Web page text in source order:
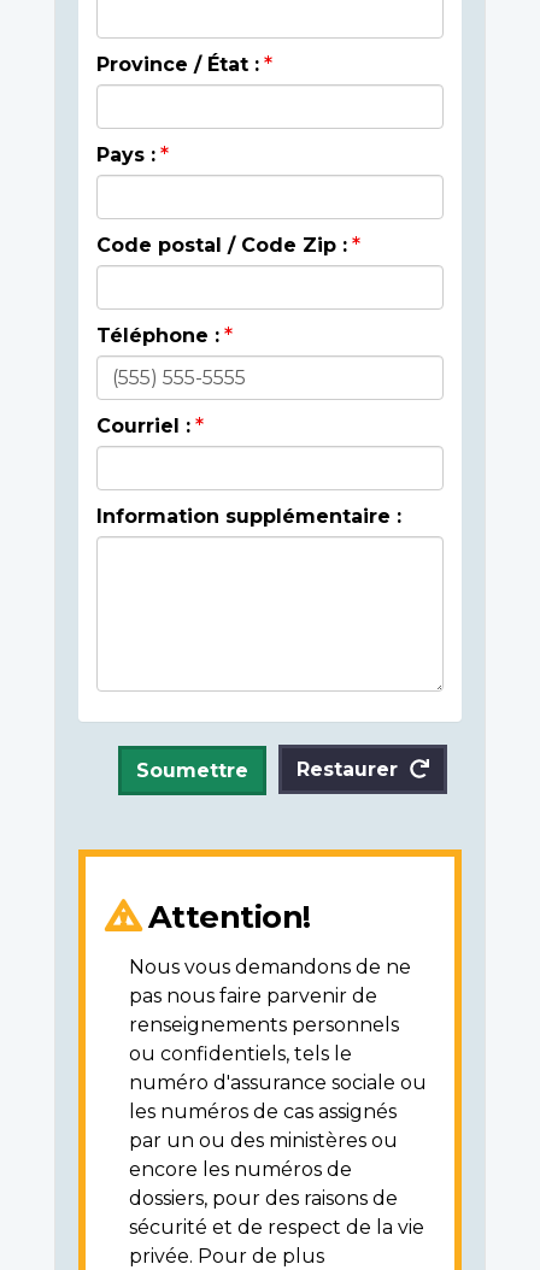
Province / État :
Pays :
Code postal / Code Zip :
Téléphone :
Courriel :
Information supplémentaire :
Soumettre Restaurer
Attention!
Nous vous demandons de ne
pas nous faire parvenir de
renseignements personnels
ou confidentiels, tels le
numéro d'assurance sociale ou
les numéros de cas assignés
par un ou des ministères ou
encore les numéros de
dossiers, pour des raisons de
sécurité et de respect de la vie
privée. Pour de plus